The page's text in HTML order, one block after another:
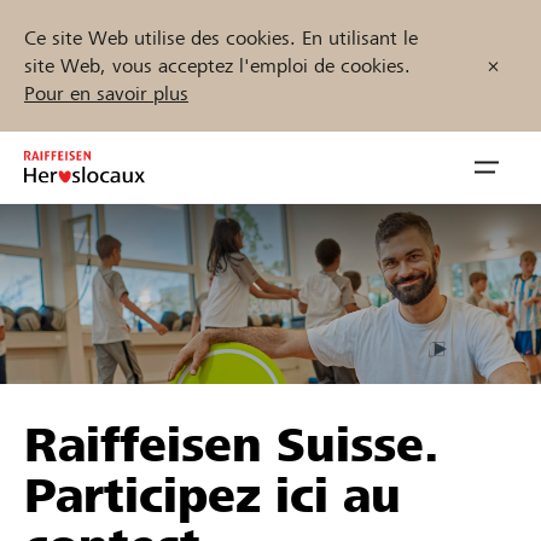
Ce site Web utilise des cookies. En utilisant le
site Web, vous acceptez l'emploi de cookies.
Pour en savoir plus
Inhalt
springen
öffnen
Parrainer
Soutien & assistance
Trouvez des projets et des organisations
Démarrez maintenant
Raiffeisen Suisse.
Participez ici au